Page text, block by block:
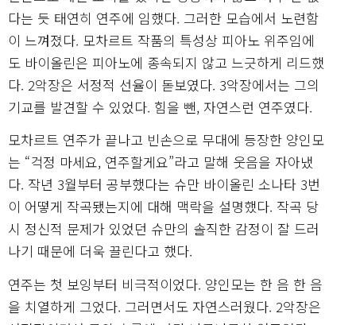
다는 듯 태연히 연주에 임했다. 그러한 모습에서 노련함
이 느껴졌다. 모차르트 작품의 특성상 피아노 위주임에
도 바이올린은 피아노에 종속되지 않고 느긋하게 리드했
다. 2악장은 서정적 선율이 돋보였다. 3악장에서는 그의
기교를 발견할 수 있었다. 힘을 뺀, 자연스런 연주였다.
모차르트 연주가 끝나고 빈손으로 무대에 등장한 양인모
는 “걱정 마세요, 연주할게요”라고 말해 웃음을 자아냈
다. 작년 3월부터 공부했다는 슈만 바이올린 소나타 3번
이 어떻게 작곡됐는지에 대해 맥락을 설명했다. 작곡 당
시 정신적 문제가 있었던 슈만의 솔직한 감정이 잘 드러
나기 때문에 더욱 끌린다고 했다.
연주는 첫 보잉부터 비극적이었다. 양인모는 한 음 한 음
을 치열하게 그었다. 그러면서도 자연스러웠다. 2악장은